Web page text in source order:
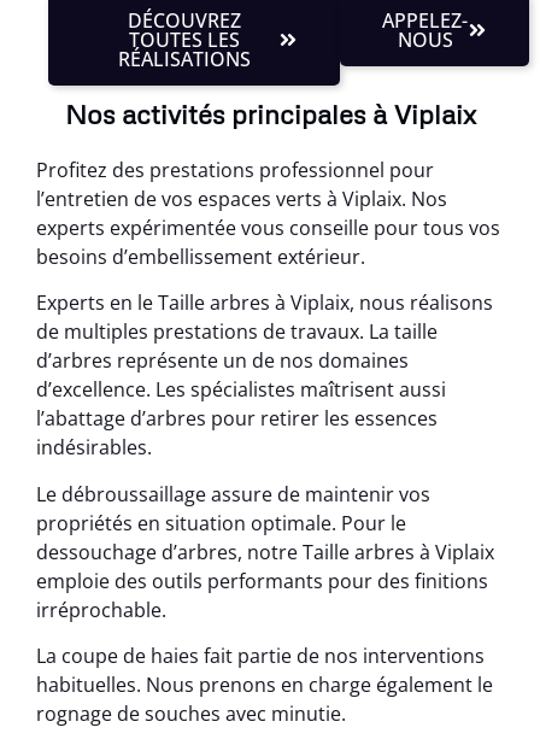
DÉCOUVREZ
TOUTES LES
RÉALISATIONS
APPELEZ-
NOUS
Nos activités principales à Viplaix
Profitez des prestations professionnel pour
l’entretien de vos espaces verts à Viplaix. Nos
experts expérimentée vous conseille pour tous vos
besoins d’embellissement extérieur.
Experts en le Taille arbres à Viplaix, nous réalisons
de multiples prestations de travaux. La taille
d’arbres représente un de nos domaines
d’excellence. Les spécialistes maîtrisent aussi
l’abattage d’arbres pour retirer les essences
indésirables.
Le débroussaillage assure de maintenir vos
propriétés en situation optimale. Pour le
dessouchage d’arbres, notre Taille arbres à Viplaix
emploie des outils performants pour des finitions
irréprochable.
La coupe de haies fait partie de nos interventions
habituelles. Nous prenons en charge également le
rognage de souches avec minutie.